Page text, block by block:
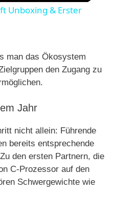
y
V
d
e
Unboxing & Erster
man das Ökosystem
den Zugang zu
Jahr
nicht allein: Führende
bereits entsprechende
den ersten Partnern, die
C-Prozessor auf den
Schwergewichte wie